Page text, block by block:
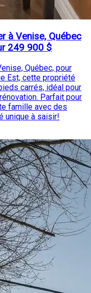
à Venise, Québec
249 900 $
Québec, pour
Est, cette propriété
carrés, idéal pour
Parfait pour
famille avec des
unique à saisir!